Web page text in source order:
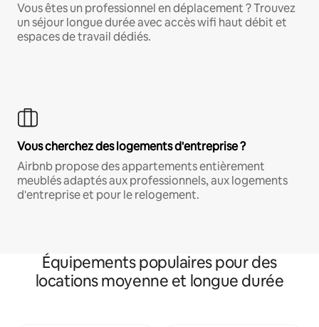
Vous êtes un professionnel en déplacement ? Trouvez
un séjour longue durée avec accès wifi haut débit et
espaces de travail dédiés.
Vous cherchez des logements d'entreprise ?
Airbnb propose des appartements entièrement
meublés adaptés aux professionnels, aux logements
d'entreprise et pour le relogement.
Équipements populaires pour des
locations moyenne et longue durée